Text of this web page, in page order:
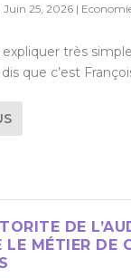
Juin 25, 2026|
expliquer très
que c’est
DE
LE MÉTIER DE